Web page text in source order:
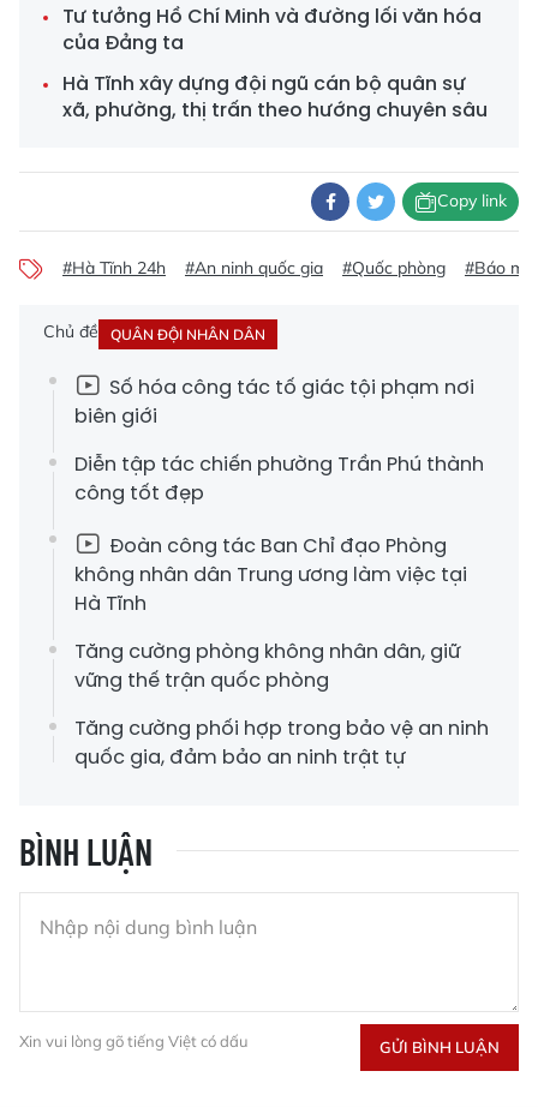
Tư tưởng Hồ Chí Minh và đường lối văn hóa
của Đảng ta
Hà Tĩnh xây dựng đội ngũ cán bộ quân sự
xã, phường, thị trấn theo hướng chuyên sâu
Copy link
#Hà Tĩnh 24h #An ninh quốc gia #Quốc phòng #Báo
Chủ đề QUÂN ĐỘI NHÂN DÂN
Số hóa công tác tố giác tội phạm nơi
biên giới
Diễn tập tác chiến phường Trần Phú thành
công tốt đẹp
Đoàn công tác Ban Chỉ đạo Phòng
không nhân dân Trung ương làm việc tại
Hà Tĩnh
Tăng cường phòng không nhân dân, giữ
vững thế trận quốc phòng
Tăng cường phối hợp trong bảo vệ an ninh
quốc gia, đảm bảo an ninh trật tự
BÌNH LUẬN
Xin vui lòng gõ tiếng Việt có dấu GỬI BÌNH LUẬN